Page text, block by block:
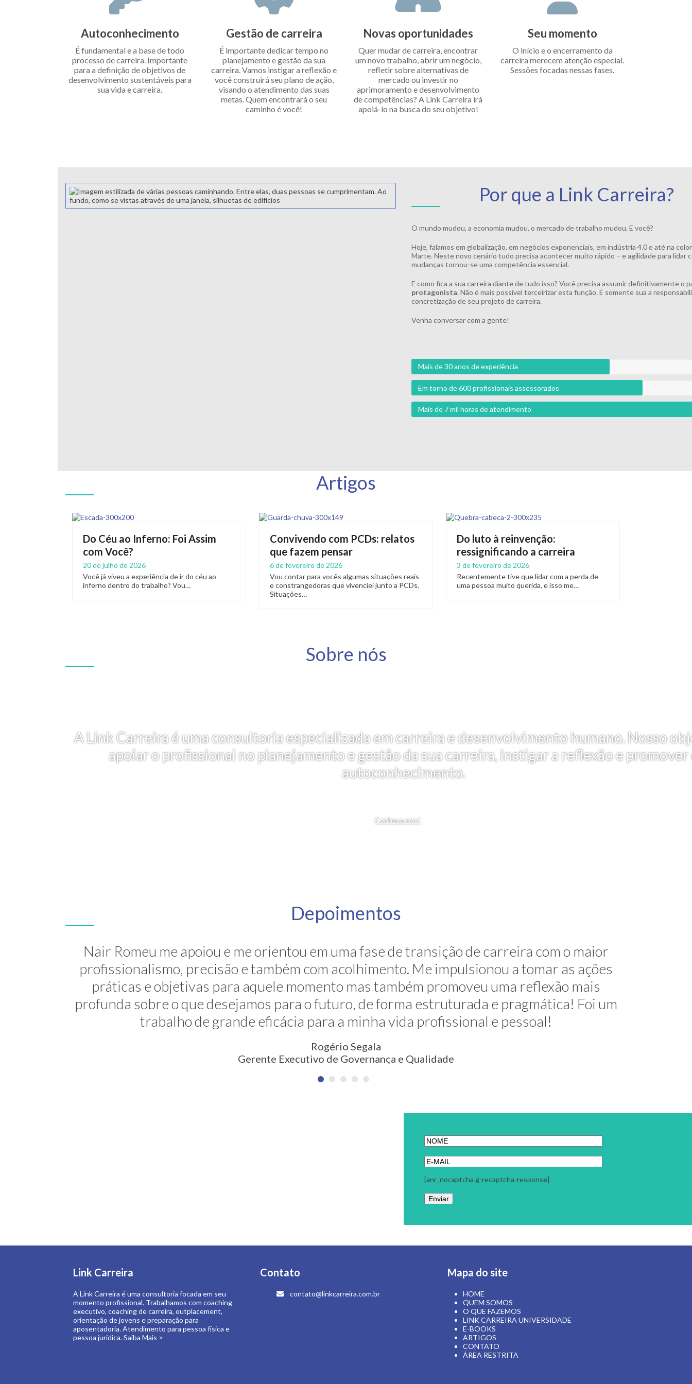
Autoconhecimento
É fundamental e a base de todo
processo de carreira. Importante
para a definição de objetivos de
desenvolvimento sustentáveis para
sua vida e carreira.
Gestão de carreira
É importante dedicar tempo no
planejamento e gestão da sua
carreira. Vamos instigar a reflexão e
você construirá seu plano de ação,
visando o atendimento das suas
metas. Quem encontrará o seu
caminho é você!
Novas oportunidades
Quer mudar de carreira, encontrar
um novo trabalho, abrir um negócio,
refletir sobre alternativas de
mercado ou investir no
aprimoramento e desenvolvimento
de competências? A Link Carreira irá
apoiá-lo na busca do seu objetivo!
Seu momento
O início e o encerramento da
carreira merecem atenção especial.
Sessões focadas nessas fases.
Por que a Link Carreira?
O mundo mudou, a economia mudou, o mercado de trabalho mudou. E você?
Hoje, falamos em globalização, em negócios exponenciais, em indústria 4.0 e até na
Marte. Neste novo cenário tudo precisa acontecer muito rápido – e agilidade para lidar
mudanças tornou-se uma competência essencial.
E como fica a sua carreira diante de tudo isso? Você precisa assumir definitivamente o
protagonista. Não é mais possível terceirizar esta função. É somente sua a
concretização de seu projeto de carreira.
Venha conversar com a gente!
Mais de 30 anos de experiência
Em torno de 600 profissionais assessorados
Mais de 7 mil horas de atendimento
Artigos
Do Céu ao Inferno: Foi Assim
com Você?
20 de julho de 2026
Você já viveu a experiência de ir do céu ao
inferno dentro do trabalho? Vou…
Convivendo com PCDs: relatos
que fazem pensar
6 de fevereiro de 2026
Vou contar para vocês algumas situações reais
e constrangedoras que vivenciei junto a PCDs.
Situações…
Do luto à reinvenção:
ressignificando a carreira
3 de fevereiro de 2026
Recentemente tive que lidar com a perda de
uma pessoa muito querida, e isso me…
Sobre nós
A Link Carreira é uma consultoria especializada em carreira e desenvolvimento humano. Nosso
apoiar o profissional no planejamento e gestão da sua carreira, instigar a reflexão e promover
autoconhecimento.
Conheça-nos!
Depoimentos
Nair Romeu me apoiou e me orientou em uma fase de transição de carreira com o maior
profissionalismo, precisão e também com acolhimento. Me impulsionou a tomar as ações
práticas e objetivas para aquele momento mas também promoveu uma reflexão mais
profunda sobre o que desejamos para o futuro, de forma estruturada e pragmática! Foi um
trabalho de grande eficácia para a minha vida profissional e pessoal!
Rogério Segala
Gerente Executivo de Governança e Qualidade
A Nair é inesquecível! Através de sua grande competência ela me mostrou alternativas na
minha transição de carreira. E ela faz isso de uma maneira muito sútil e elegante. Hoje exerço
uma profissão nunca pensada antes. Meus agradecimentos!
Erica Rodrigues
Consultora em Qualidade, Meio Ambiente, Saúde e Segurança do Trabalho
Link Carreira
A Link Carreira é uma consultoria focada em seu
momento profissional. Trabalhamos com coaching
orientação de jovens e preparação para
aposentadoria. Atendimento para pessoa física e
pessoa jurídica.Saiba Mais >
Contato
contato@linkcarreira.com.br
Mapa do site
HOME
QUEM SOMOS
LINK CARREIRA UNIVERSIDADE
E-BOOKS
ARTIGOS
CONTATO
ÁREA RESTRITA